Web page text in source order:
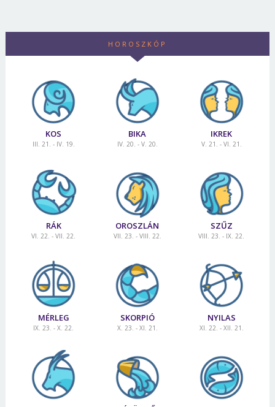
HOROSZKÓP
KOS
III. 21. - IV. 19.
BIKA
IV. 20. - V. 20.
IKREK
V. 21. - VI. 21.
RÁK
VI. 22. - VII. 22.
OROSZLÁN
VII. 23. - VIII. 22.
SZŰZ
VIII. 23. - IX. 22.
MÉRLEG
IX. 23. - X. 22.
SKORPIÓ
X. 23. - XI. 21.
NYILAS
XI. 22. - XII. 21.